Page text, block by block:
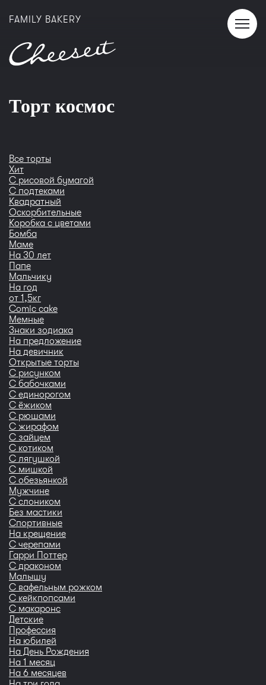
FAMILY BAKERY
Торт космос
Все торты
Хит
С рисовой бумагой
С подтеками
Квадратный
Оскорбительные
Коробка с цветами
Бомба
Маме
На 30 лет
Папе
Мальчику
На год
от 1,5кг
Сomic cake
Мемные
Знаки зодиака
На предложение
На девичник
Открытые торты
С рисунком
С бабочками
С единорогом
С ёжиком
С рюшами
С жирафом
С зайцем
С котиком
С лягушкой
С мишкой
С обезьянкой
Мужчине
С слоником
Без мастики
Спортивные
На крещение
С черепами
Гарри Поттер
С драконом
Малышу
С вафельным рожком
С кейкпопсами
С макаронс
Детские
Профессия
На юбилей
На День Рождения
На 1 месяц
На 6 месяцев